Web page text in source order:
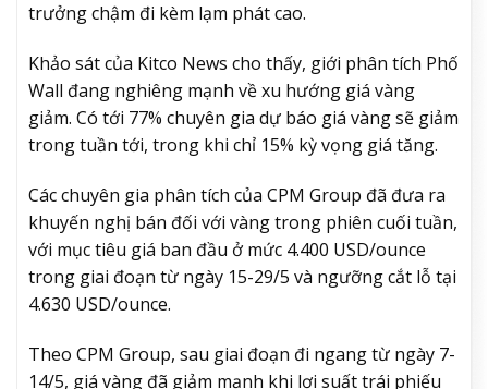
trưởng chậm đi kèm lạm phát cao.
Khảo sát của Kitco News cho thấy, giới phân tích Phố
Wall đang nghiêng mạnh về xu hướng giá vàng
giảm. Có tới 77% chuyên gia dự báo giá vàng sẽ giảm
trong tuần tới, trong khi chỉ 15% kỳ vọng giá tăng.
Các chuyên gia phân tích của CPM Group đã đưa ra
khuyến nghị bán đối với vàng trong phiên cuối tuần,
với mục tiêu giá ban đầu ở mức 4.400 USD/ounce
trong giai đoạn từ ngày 15-29/5 và ngưỡng cắt lỗ tại
4.630 USD/ounce.
Theo CPM Group, sau giai đoạn đi ngang từ ngày 7-
14/5, giá vàng đã giảm mạnh khi lợi suất trái phiếu